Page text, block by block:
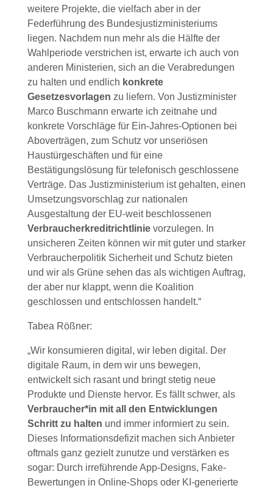
weitere Projekte, die vielfach aber in der
Federführung des Bundesjustizministeriums
liegen. Nachdem nun mehr als die Hälfte der
Wahlperiode verstrichen ist, erwarte ich auch von
anderen Ministerien, sich an die Verabredungen
zu halten und endlich konkrete
Gesetzesvorlagen zu liefern. Von Justizminister
Marco Buschmann erwarte ich zeitnahe und
konkrete Vorschläge für Ein-Jahres-Optionen bei
Aboverträgen, zum Schutz vor unseriösen
Haustürgeschäften und für eine
Bestätigungslösung für telefonisch geschlossene
Verträge. Das Justizministerium ist gehalten, einen
Umsetzungsvorschlag zur nationalen
Ausgestaltung der EU-weit beschlossenen
Verbraucherkreditrichtlinie vorzulegen. In
unsicheren Zeiten können wir mit guter und starker
Verbraucherpolitik Sicherheit und Schutz bieten
und wir als Grüne sehen das als wichtigen Auftrag,
der aber nur klappt, wenn die Koalition
geschlossen und entschlossen handelt.“
Tabea Rößner:
„Wir konsumieren digital, wir leben digital. Der
digitale Raum, in dem wir uns bewegen,
entwickelt sich rasant und bringt stetig neue
Produkte und Dienste hervor. Es fällt schwer, als
Verbraucher*in mit all den Entwicklungen
Schritt zu halten und immer informiert zu sein.
Dieses Informationsdefizit machen sich Anbieter
oftmals ganz gezielt zunutze und verstärken es
sogar: Durch irreführende App-Designs, Fake-
Bewertungen in Online-Shops oder KI-generierte